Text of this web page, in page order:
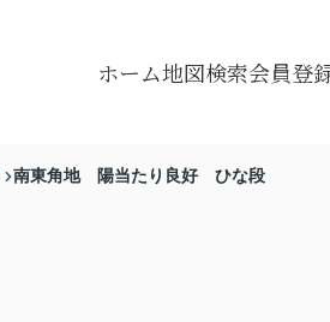
ホーム地図検索会員登
南東角地 陽当たり良好 ひな段